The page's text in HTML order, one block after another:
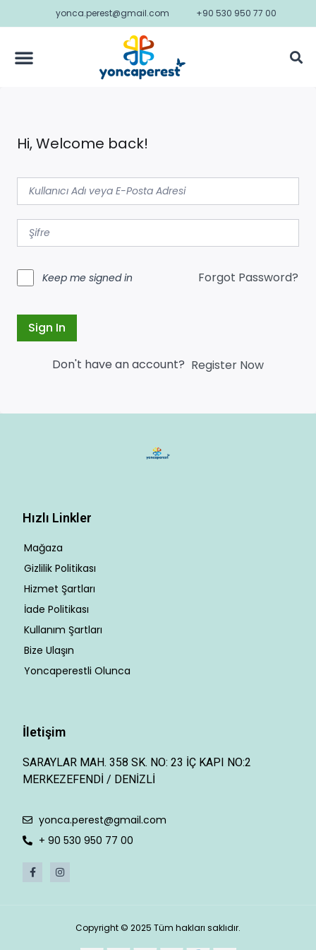
yonca.perest@gmail.com +90 530 950 77 00
Hi, Welcome back!
Keep me signed in Forgot Password?
Sign In
Don't have an account? Register Now
Hızlı Linkler
Mağaza
Gizlilik Politikası
Hizmet Şartları
İade Politikası
Kullanım Şartları
Bize Ulaşın
Yoncaperestli Olunca
İletişim
SARAYLAR MAH. 358 SK. NO: 23 İÇ KAPI NO:2
MERKEZEFENDİ / DENİZLİ
yonca.perest@gmail.com
+ 90 530 950 77 00
Copyright © 2025 Tüm hakları saklıdır.